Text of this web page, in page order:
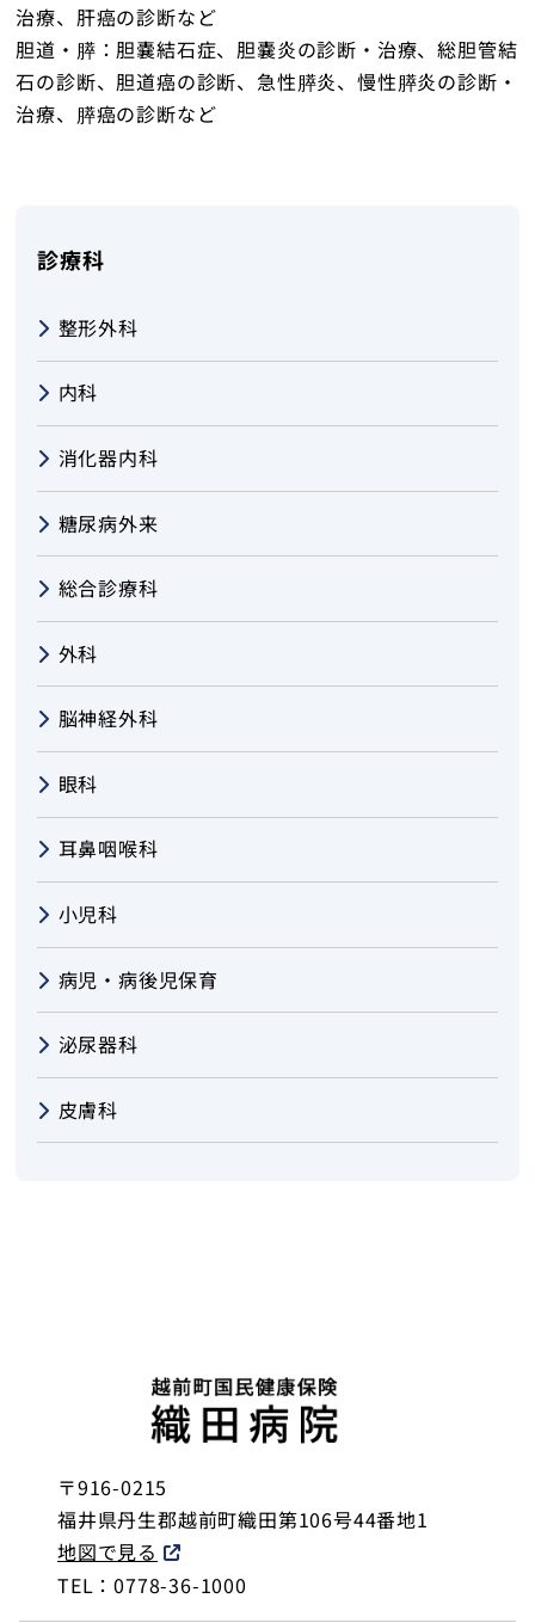
治療、肝癌の診断など
胆道・膵：胆嚢結石症、胆嚢炎の診断・治療、総胆管結
石の診断、胆道癌の診断、急性膵炎、慢性膵炎の診断・
治療、膵癌の診断など
診療科
整形外科
内科
消化器内科
糖尿病外来
総合診療科
外科
脳神経外科
眼科
耳鼻咽喉科
小児科
病児・病後児保育
泌尿器科
皮膚科
〒916-0215
福井県丹生郡越前町織田第106号44番地1
地図で見る
TEL：0778-36-1000